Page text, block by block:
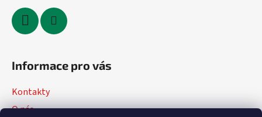
Informace pro vás
Kontakty
O nás